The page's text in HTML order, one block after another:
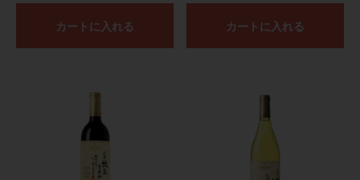
カートに入れる カートに入れる